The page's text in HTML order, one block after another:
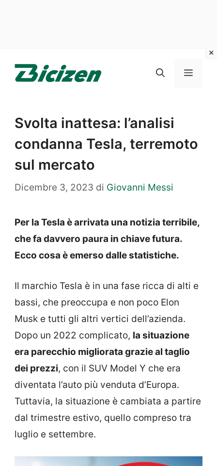
Menu
Svolta inattesa: l’analisi
condanna Tesla, terremoto
sul mercato
Dicembre 3, 2023 di Giovanni Messi
Per la Tesla è arrivata una notizia terribile,
che fa davvero paura in chiave futura.
Ecco cosa è emerso dalle statistiche.
Il marchio Tesla è in una fase ricca di alti e
bassi, che preoccupa e non poco Elon
Musk e tutti gli altri vertici dell’azienda.
Dopo un 2022 complicato, la situazione
era parecchio migliorata grazie al taglio
dei prezzi, con il SUV Model Y che era
diventata l’auto più venduta d’Europa.
Tuttavia, la situazione è cambiata a partire
dal trimestre estivo, quello compreso tra
luglio e settembre.